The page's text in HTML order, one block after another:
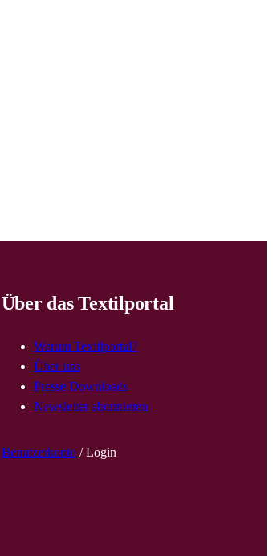
Über das Textilportal
Warum Textilportal?
Über uns
Presse Downloads
Newsletter abonnieren
Benutzerkonto/ Login